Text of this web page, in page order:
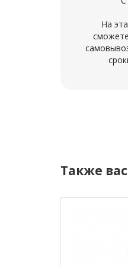
На
Также